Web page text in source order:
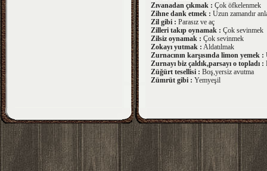
Zıvanadan çıkmak : Çok öfkelenmek
Zihne dank etmek : Uzun zamandır
Zil gibi : Parasız ve aç
Zilleri takıp oynamak : Çok sevinmek
Zilsiz oynamak : Çok sevinmek
Zokayı yutmak : Aldatılmak
Zurnacının karşısında limon yemek :
Zurnayı biz çaldık,parsayı o topladı :
Züğürt tesellisi : Boş,yersiz avutma
Zümrüt gibi : Yemyeşil